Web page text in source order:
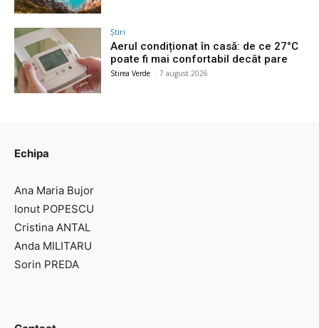
Știri
Aerul condiționat în casă: de ce 27°C
poate fi mai confortabil decât pare
Stirea Verde - 7 august 2026
Echipa
Ana Maria Bujor
Ionut POPESCU
Cristina ANTAL
Anda MILITARU
Sorin PREDA